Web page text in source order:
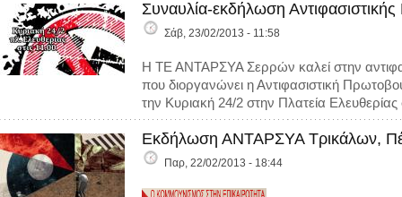
Συναυλία-εκδήλωση
Σάβ, 23/02/2013 - 11:58
Η ΤΕ ΑΝΤΑΡΣΥΑ Σερρών καλεί στην
που διοργανώνει η Αντιφασιστική
την Κυριακή 24/2 στην Πλατεία Ελευθερίας
Εκδήλωση ΑΝΤΑΡΣΥΑ Τρικάλων,
Παρ, 22/02/2013 - 18:44